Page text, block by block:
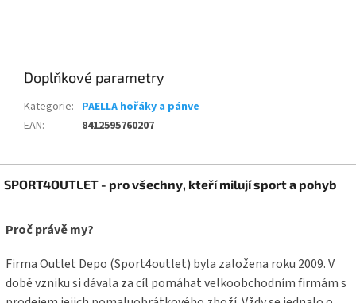
Doplňkové parametry
Kategorie: PAELLA hořáky a pánve
EAN: 8412595760207
á
a
SPORT4OUTLET - pro všechny, kteří milují sport a pohyb
Proč právě my?
Firma Outlet Depo (Sport4outlet) byla založena roku 2009. V
době vzniku si dávala za cíl pomáhat velkoobchodním firmám s